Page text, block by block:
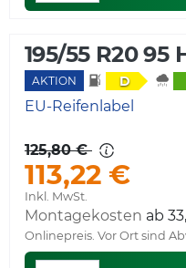
195/55 R20 95
AKTION D
EU-Reifenlabel
125,80 €
113,22 €
Inkl. MwSt.
Montagekosten ab
Onlinepreis. Vor Ort sind